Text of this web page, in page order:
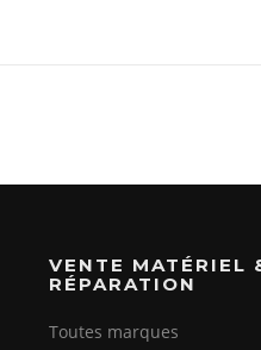
VENTE MATÉRIEL
RÉPARATION
Toutes marques